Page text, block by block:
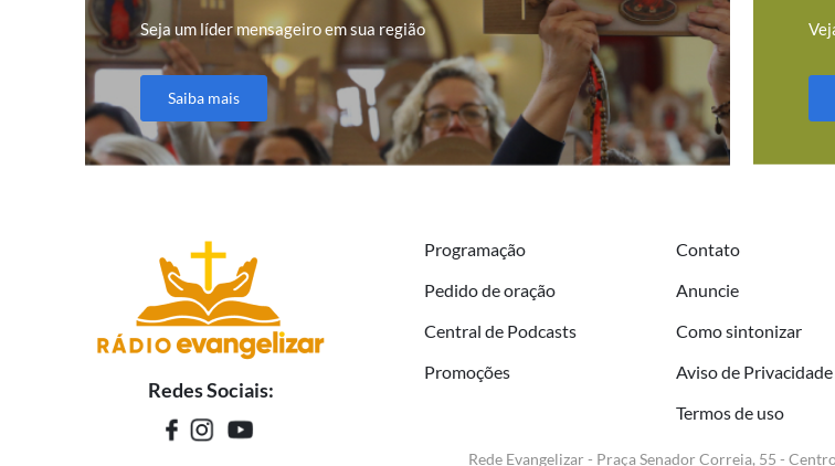
Seja um líder mensageiro em sua região
Saiba mais
Redes Sociais:
Programação
Pedido de oração
Central de Podcasts
Promoções
Contato
Anuncie
Como sintonizar
Aviso de Privacidade
Termos de uso
Rede Evangelizar - Praça Senador Correia, 55 -